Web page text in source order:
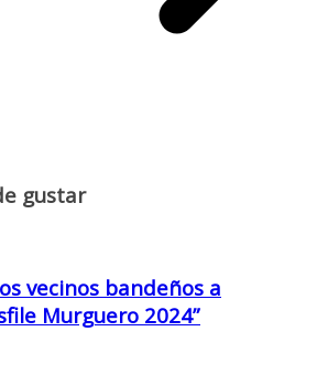
gustar
vecinos bandeños a
Murguero 2024”